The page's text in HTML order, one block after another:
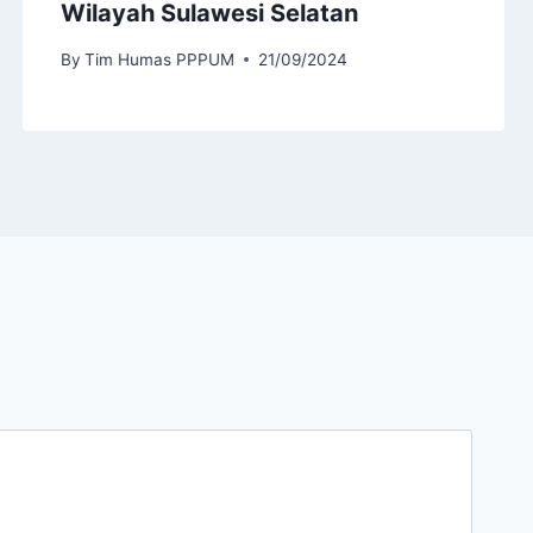
Wilayah Sulawesi Selatan
By Tim Humas PPPUM 21/09/2024